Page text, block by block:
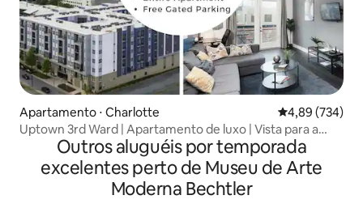
Apartamento ⋅ Charlotte 4,89 de uma
4,89 (734)
Uptown 3rd Ward | Apartamento de luxo | Vista para a
Outros aluguéis por temporada
excelentes perto de Museu de Arte
Moderna Bechtler